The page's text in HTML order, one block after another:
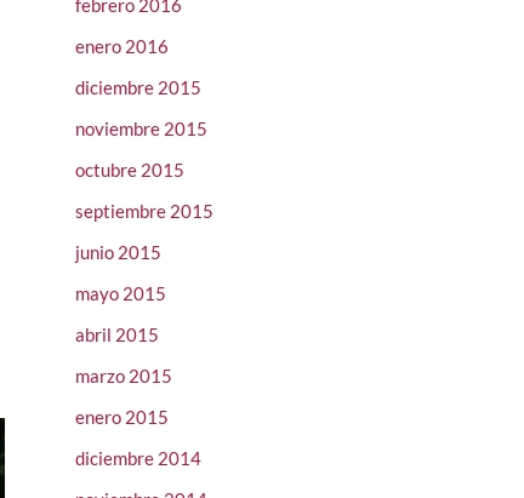
febrero 2016
enero 2016
diciembre 2015
noviembre 2015
octubre 2015
septiembre 2015
junio 2015
mayo 2015
abril 2015
marzo 2015
enero 2015
diciembre 2014